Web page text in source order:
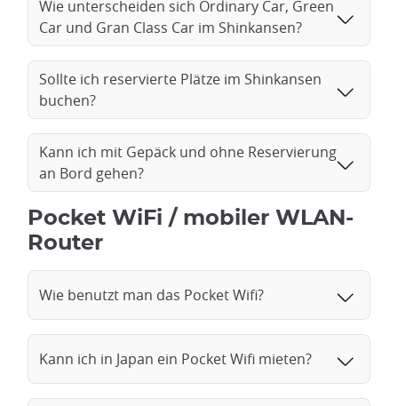
Wie unterscheiden sich Ordinary Car, Green
Car und Gran Class Car im Shinkansen?
Sollte ich reservierte Plätze im Shinkansen
buchen?
Kann ich mit Gepäck und ohne Reservierung
an Bord gehen?
Pocket WiFi / mobiler WLAN-
Router
Wie benutzt man das Pocket Wifi?
Kann ich in Japan ein Pocket Wifi mieten?